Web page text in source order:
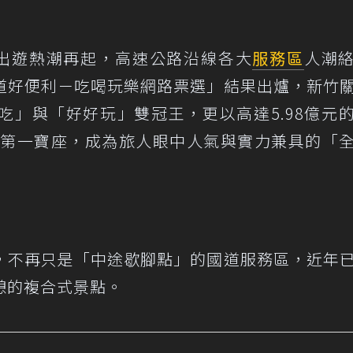
遊熱潮再起，高速公路沿線各大服務區 人潮
便利－吃喝玩樂網路票選」結果出爐，新竹
」與「好好玩」雙冠王，更以高達5.98億元
一寶座，成為旅人眼中人氣與實力兼具的「
再只是「中途歇腳點」的國道服務區，近年
複合式景點。